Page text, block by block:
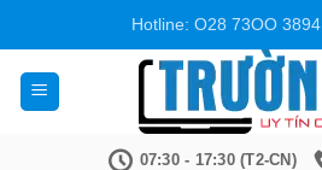
nội
dung
Hotline: O28 73OO 3894
07:30 - 17:30 (T2-CN)